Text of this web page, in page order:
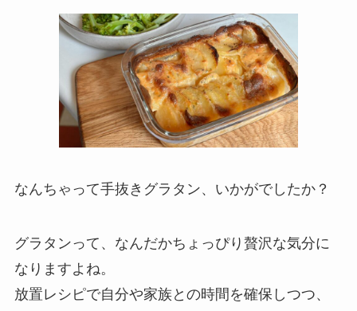
なんちゃって手抜きグラタン、いかがでしたか？
グラタンって、なんだかちょっぴり贅沢な気分に
なりますよね。
放置レシピで自分や家族との時間を確保しつつ、